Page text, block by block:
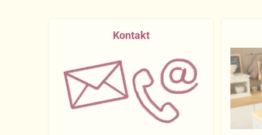
Kontakt